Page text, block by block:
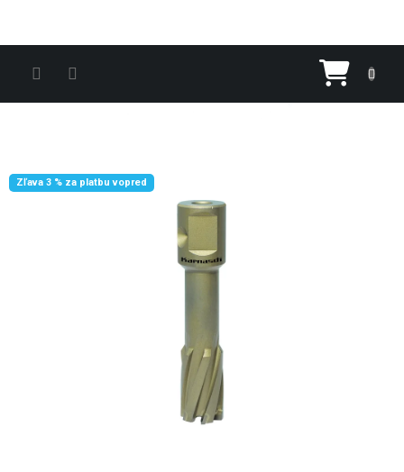
Zľava 3 % za platbu vopred